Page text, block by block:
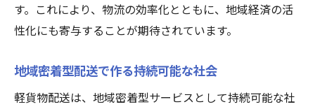
す。これにより、物流の効率化とともに、地域経済の活
性化にも寄与することが期待されています。
地域密着型配送で作る持続可能な社会
軽貨物配送は、地域密着型サービスとして持続可能な社